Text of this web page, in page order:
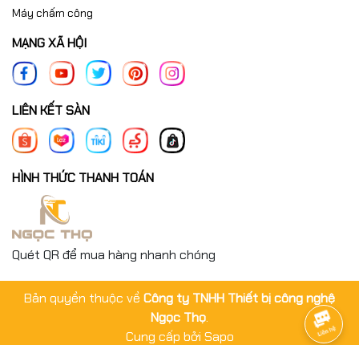
Máy chấm công
MẠNG XÃ HỘI
LIÊN KẾT SÀN
HÌNH THỨC THANH TOÁN
Quét QR để mua hàng nhanh chóng
Bản quyền thuộc về Công ty TNHH Thiết bị công nghệ
Ngọc Thọ.
Cung cấp bởi Sapo